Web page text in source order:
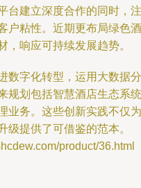
台建立深度合作的同时，注
户粘性。近期更布局绿色酒
，响应可持续发展趋势。
数字化转型，运用大数据分
规划包括智慧酒店生态系统
业务。这些创新实践不仅为
级提供了可借鉴的范本。
product/36.html